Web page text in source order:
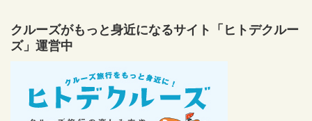
クルーズがもっと身近になるサイト「ヒトデクルー
ズ」運営中